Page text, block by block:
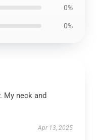
0%
0%
My neck and
Apr 13, 2025